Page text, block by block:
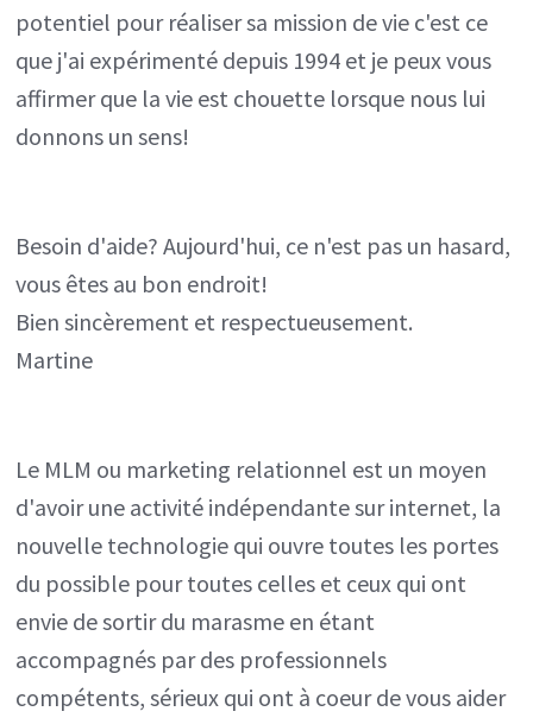
potentiel pour réaliser sa mission de vie c'est ce
que j'ai expérimenté depuis 1994 et je peux vous
affirmer que la vie est chouette lorsque nous lui
donnons un sens!
Besoin d'aide? Aujourd'hui, ce n'est pas un hasard,
vous êtes au bon endroit!
Bien sincèrement et respectueusement.
Martine
Le MLM ou marketing relationnel est un moyen
d'avoir une activité indépendante sur internet, la
nouvelle technologie qui ouvre toutes les portes
du possible pour toutes celles et ceux qui ont
envie de sortir du marasme en étant
accompagnés par des professionnels
compétents, sérieux qui ont à coeur de vous aider